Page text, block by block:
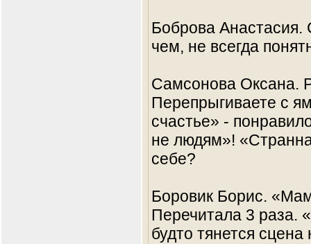
Боброва Анастасия.
чем, не всегда
Самсонова Оксана.
Перепрыгиваете с
счастье» -
не людям»!
себе?
Боровик Борис.
Перечитала 3 раза.
будто тянется